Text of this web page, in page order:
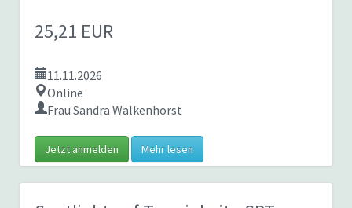
25,21 EUR
11.11.2026
Online
Frau Sandra Walkenhorst
Jetzt anmelden Mehr lesen